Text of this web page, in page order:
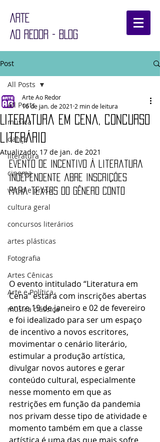
ARTE
AO REDOR - BLOG
Post
All Posts
música
dança
literatura
cinema
verso e prosa
cultura geral
concursos literários
artes plásticas
Fotografia
Artes Cênicas
Arte e Política
música clássica
All Posts
Literatura EM Cena, concurso
literário
Arte Ao Redor
16 de jan. de 2021 2 min de leitura
Atualizado: 17 de jan. de 2021
Evento de incentivo à literatura
independente abre inscrições
para textos do gênero conto
O evento intitulado “Literatura em
Cena” estará com inscrições abertas
entre 19 de janeiro e 02 de fevereiro
e foi idealizado para ser um espaço
de incentivo a novos escritores,
movimentar o cenário literário,
estimular a produção artística,
divulgar novos autores e gerar
conteúdo cultural, especialmente
nesse momento em que as
restrições em função da pandemia
nos privam desse tipo de atividade e
momento também em que a classe